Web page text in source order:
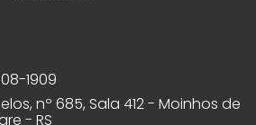
1909
nº 685, Sala 412 - Moinhos de
- RS